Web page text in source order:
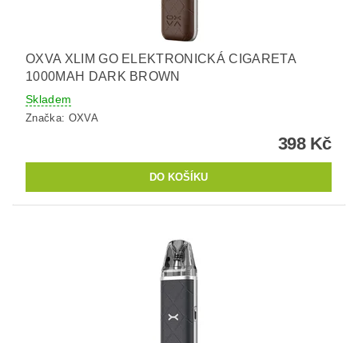
OXVA XLIM GO ELEKTRONICKÁ CIGARETA
1000MAH DARK BROWN
Skladem
Značka: OXVA
398 Kč